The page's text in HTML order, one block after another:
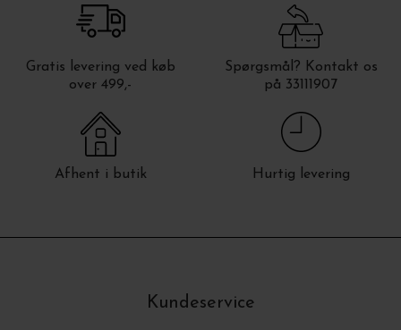
Gratis levering ved køb
over 499,-
Spørgsmål? Kontakt os
på 33111907
Afhent i butik Hurtig levering
Kundeservice